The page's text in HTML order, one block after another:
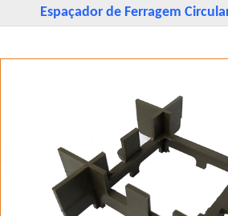
Espaçador de Ferragem